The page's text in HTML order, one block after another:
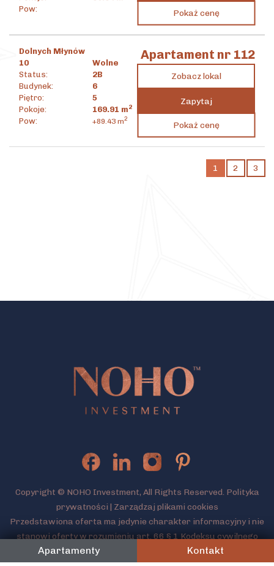
Pow:
46 221
Pokaż cenę
Dolnych Młynów
10
Status:
Budynek:
Piętro:
Pokoje:
Pow:
Wolne
2B
6
5
169.91 m2
+89.43 m2
Apartament nr 112
Zobacz lokal
Zapytaj
58 156
Pokaż cenę
1 2 3
Copyright © NOHO Investment, All Rights Reserved. Polityka
prywatności | Zarządzaj plikami cookies
Przedstawiona oferta ma jedynie charakter informacyjny i nie
stanowi oferty w rozumieniu art. 66 § 1 Kodeksu cywilnego
Apartamenty Kontakt